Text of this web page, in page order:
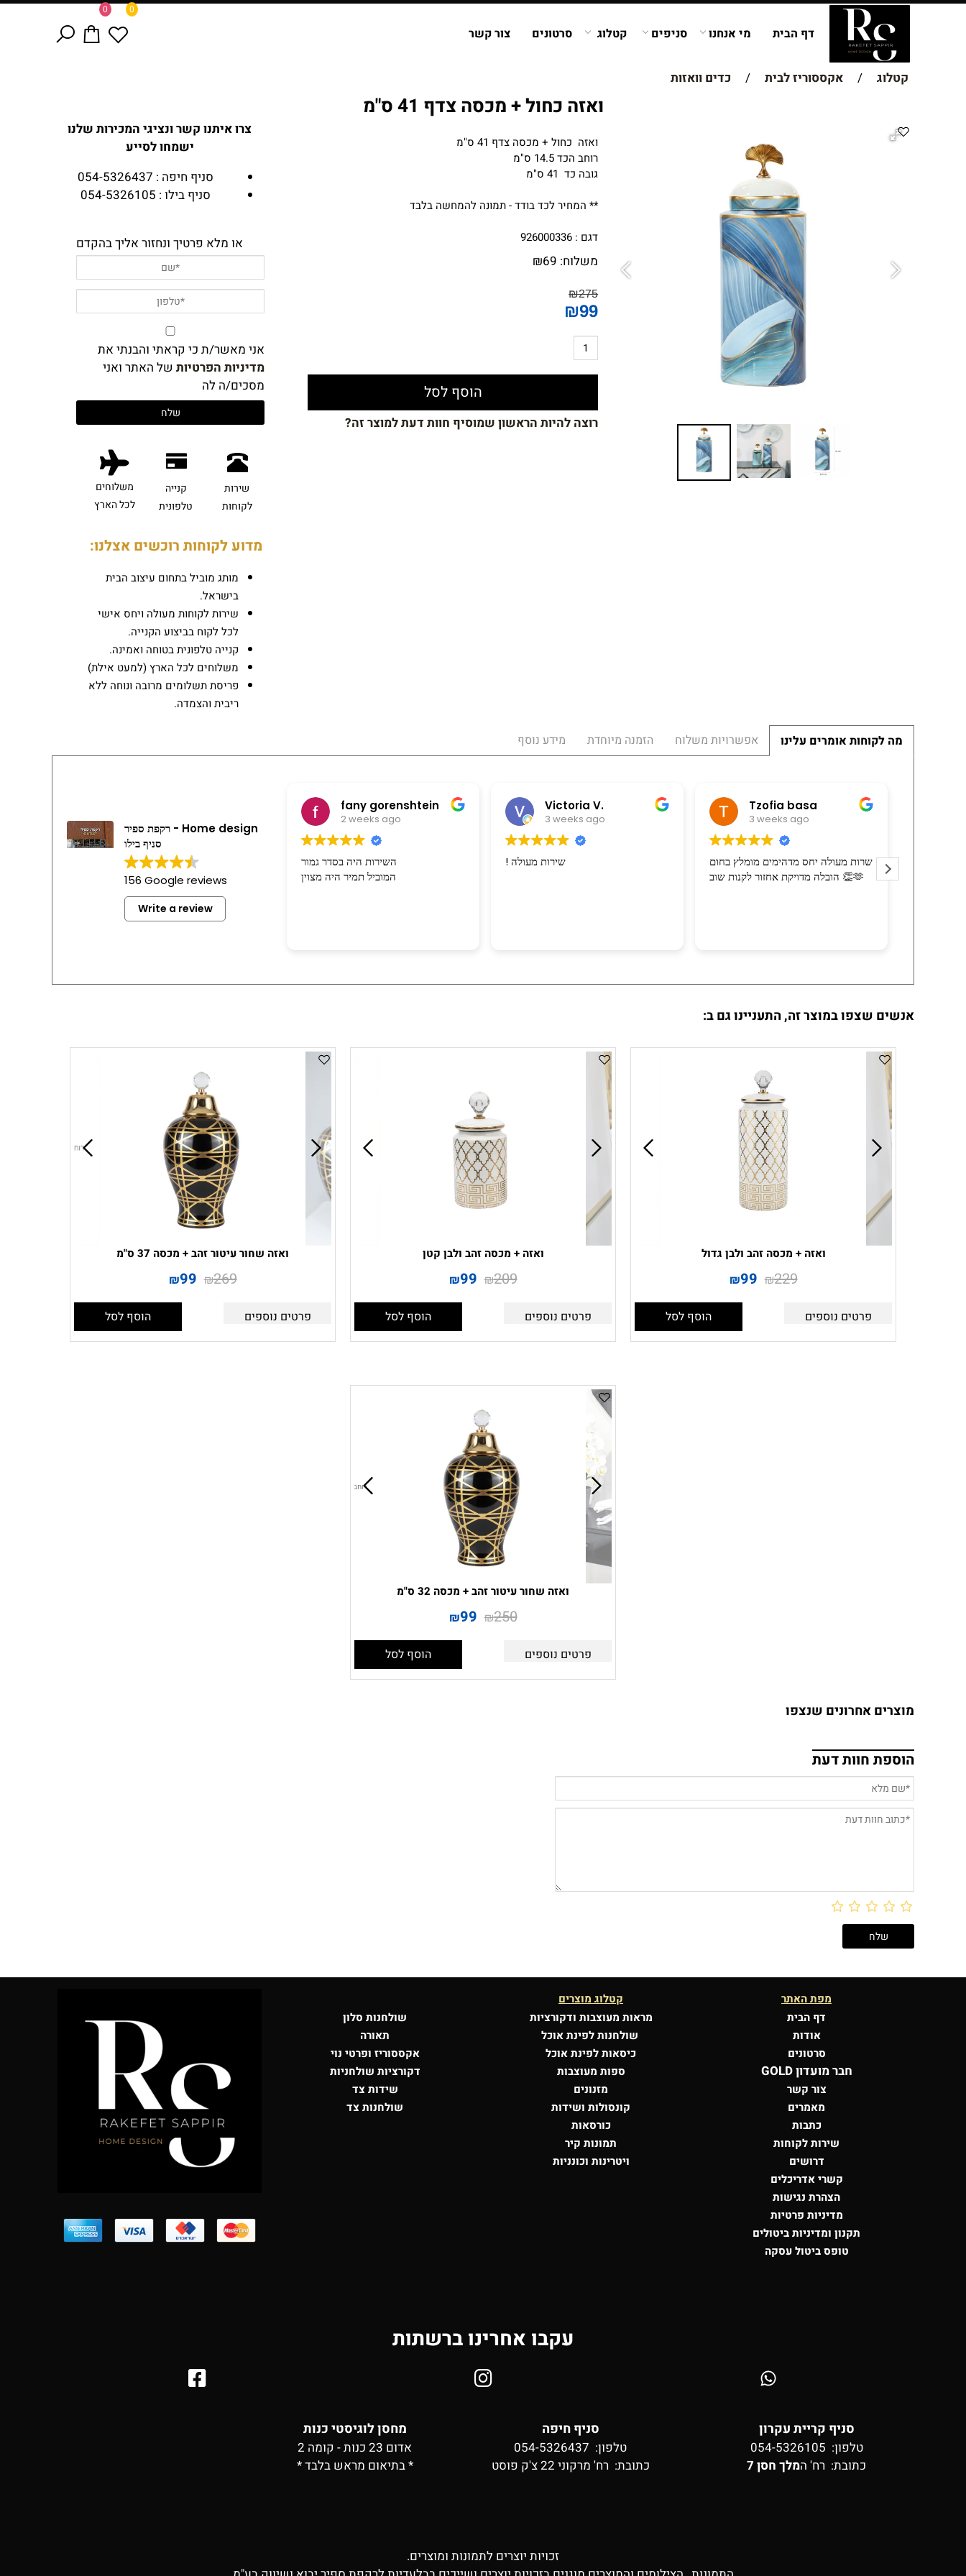
0 0
דף הבית מי אנחנו סניפים קטלוג סרטונים צור קשר
קטלוג / אקססוריז לבית / כדים וואזות
ואזה כחול + מכסה צדף 41 ס"מ
ואזה כחול + מכסה צדף 41 ס"מ
רוחב הכד 14.5 ס"מ
גובה כד 41 ס"מ
** המחיר לכד בודד - תמונה להמחשה בלבד
דגם : 926000336
משלוח: ₪69
₪275
₪99
הוסף לסל
רוצה להיות הראשון שמוסיף חוות דעת למוצר זה?
צרו איתנו קשר ונציגי המכירות שלנו
ישמחו לסייע
סניף חיפה : 054-5326437
סניף בילו : 054-5326105
או מלא פרטיך ונחזור אליך בהקדם
אני מאשר/ת כי קראתי והבנתי את
מדיניות הפרטיות של האתר ואני
מסכים/ה לה
שירות
לקוחות
קנייה
טלפונית
משלוחים
לכל הארץ
מדוע לקוחות רוכשים אצלנו:
מותג מוביל בתחום עיצוב הבית
בישראל.
שירות לקוחות מעולה ויחס אישי
לכל לקוח בביצוע הקנייה.
קנייה טלפונית בטוחה ואמינה.
משלוחים לכל הארץ (למעט אילת)
פריסת תשלומים מרובה ונוחה ללא
ריבית והצמדה.
מה לקוחות אומרים עלינו אפשרויות משלוח הזמנה מיוחדת מידע נוסף
רקפת ספיר - Home design
סניף בילו
156 Google reviews
Write a review
fany gorenshtein
2 weeks ago
השירות היה בסדר גמור
המוביל תמיר היה מצוין
Victoria V.
3 weeks ago
! שירות מעולה
Tzofia basa
3 weeks ago
שרות מעולה יחס מדהימים מומלץ בחום
הובלה מדויקת אחזור לקנות שוב 👏🫶
המוביל הרכיב את
האריזה בהרבה
אנשים שצפו במוצר זה, התעניינו גם ב:
ואזה + מכסה זהב ולבן גדול
₪229
₪99
פרטים נוספים הוסף לסל
ואזה + מכסה זהב ולבן קטן
₪209
₪99
פרטים נוספים הוסף לסל
ואזה שחור עיטור זהב + מכסה 37 ס"מ
₪269
₪99
פרטים נוספים הוסף לסל
ואזה שחור עיטור זהב + מכסה 32 ס"מ
₪250
₪99
פרטים נוספים הוסף לסל
מוצרים אחרונים שנצפו
הוספת חוות דעת
מפת האתר
דף הבית
אודות
סרטונים
חבר מועדון GOLD
צור קשר
מאמרים
כתבות
שירות לקוחות
דרושים
קשרי אדריכלים
הצהרת נגישות
מדיניות פרטיות
תקנון ומדיניות ביטולים
טופס ביטול עסקה
קטלוג מוצרים
מראות מעוצבות ודקורציות
שולחנות לפינת אוכל
כיסאות לפינת אוכל
ספות מעוצבות
מזנונים
קונסולות ושידות
כורסאות
תמונות קיר
ויטרינות וכונניות
שולחנות סלון
תאורה
אקססוריז ופרטי נוי
דקורציות שולחניות
שידות צד
שולחנות צד
עקבו אחרינו ברשתות
סניף קריית עקרון
טלפון: 054-5326105
כתובת: רח' המלך חסן 7
סניף חיפה
טלפון: 054-5326437
כתובת: רח' מרקוני 22 צ'ק פוסט
מחסן לוגיסטי כנות
אדום 23 כנות - קומה 2
* בתיאום מראש בלבד *
זכויות יוצרים לתמונות ומוצרים.